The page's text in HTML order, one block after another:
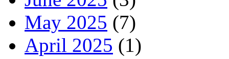
May 2025 (7)
April 2025 (1)